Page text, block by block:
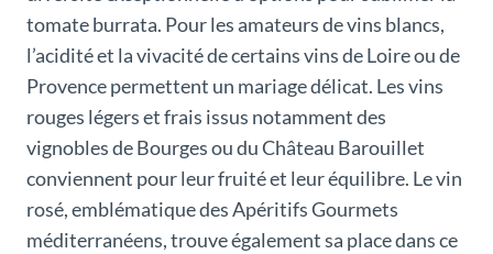
tomate burrata. Pour les amateurs de vins blancs,
l’acidité et la vivacité de certains vins de Loire ou de
Provence permettent un mariage délicat. Les vins
rouges légers et frais issus notamment des
vignobles de Bourges ou du Château Barouillet
conviennent pour leur fruité et leur équilibre. Le vin
rosé, emblématique des Apéritifs Gourmets
méditerranéens, trouve également sa place dans ce